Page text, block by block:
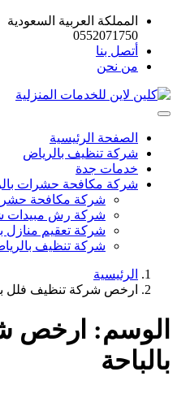
المملكة العربية السعودية
0552071750
أتصل بنا
من نحن
الصفحة الرئيسية
شركة تنظيف بالرياض
خدمات جدة
شركة مكافحة حشرات
شركة مكافحة
شركة رش مبيدات
شركة تعقيم منازل
شركة تنظيف
الرئيسية
ارخص شركة تنظيف فلل
الوسم: ارخص
بالباحة